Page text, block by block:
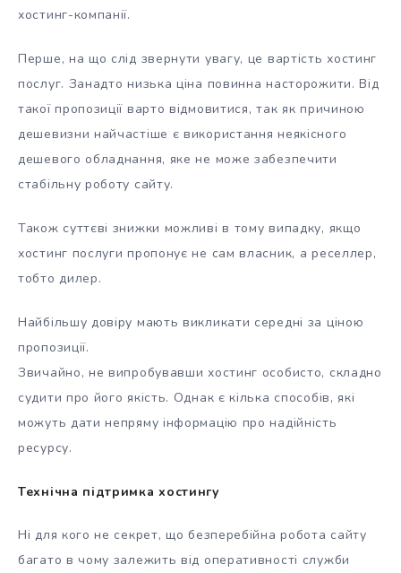
хостинг-компанії.
Перше, на що слід звернути увагу, це вартість хостинг
послуг. Занадто низька ціна повинна насторожити. Від
такої пропозиції варто відмовитися, так як причиною
дешевизни найчастіше є використання неякісного
дешевого обладнання, яке не може забезпечити
стабільну роботу сайту.
Також суттєві знижки можливі в тому випадку, якщо
хостинг послуги пропонує не сам власник, а реселлер,
тобто дилер.
Найбільшу довіру мають викликати середні за ціною
пропозиції.
Звичайно, не випробувавши хостинг особисто, складно
судити про його якість. Однак є кілька способів, які
можуть дати непряму інформацію про надійність
ресурсу.
Технічна підтримка хостингу
Ні для кого не секрет, що безперебійна робота сайту
багато в чому залежить від оперативності служби